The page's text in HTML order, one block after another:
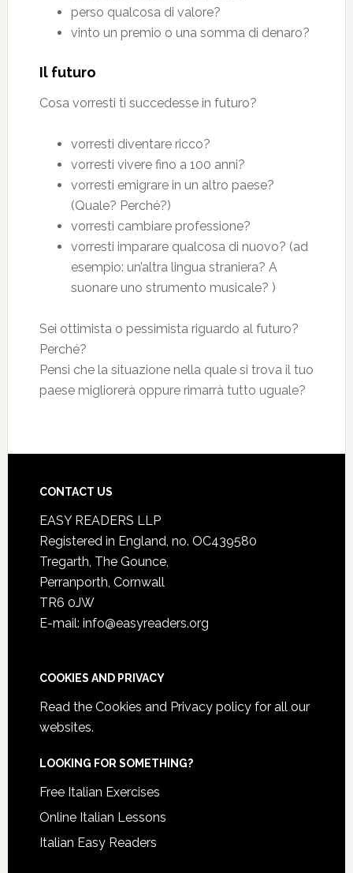
perso qualcosa di valore?
vinto un premio o una somma di denaro?
Il futuro
Cosa vorresti ti succedesse in futuro?
vorresti diventare ricco?
vorresti vivere fino a 100 anni?
vorresti emigrare in un altro paese?
(Quale? Perché?)
vorresti cambiare professione?
vorresti imparare qualcosa di nuovo? (ad
esempio: un’altra lingua straniera? A
suonare uno strumento musicale? )
Sei ottimista o pessimista riguardo al futuro?
Perché?
Pensi che la situazione nella quale si trova il tuo
paese migliorerà oppure rimarrà tutto uguale?
CONTACT US
EASY READERS LLP
Registered in England, no. OC439580
Tregarth, The Gounce,
Perranporth, Cornwall
TR6 0JW
E-mail: info@easyreaders.org
COOKIES AND PRIVACY
Read the Cookies and Privacy policyfor all our
websites.
LOOKING FOR SOMETHING?
Free Italian Exercises
Online Italian Lessons
Italian Easy Readers